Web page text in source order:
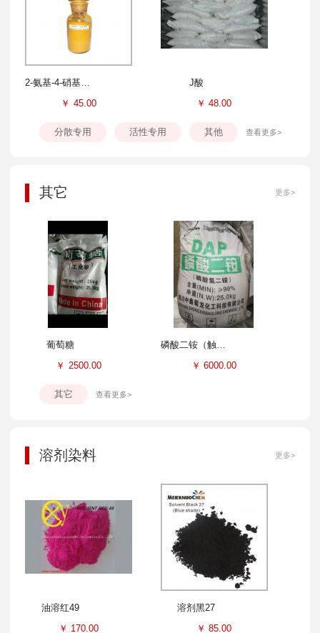
￥ 45.00
J酸
￥ 48.00
分散专用 活性专用 其他 查看更多>
其它 更多>
葡萄糖
￥ 2500.00
磷酸二铵（触媒）
￥ 6000.00
其它 查看更多>
溶剂染料 更多>
油溶红49
￥ 170.00
溶剂黑27
￥ 85.00